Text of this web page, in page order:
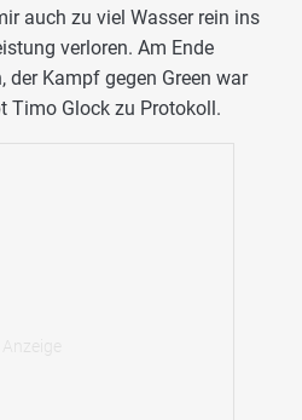
auch zu viel Wasser rein ins
verloren. Am Ende
der Kampf gegen Green war
Timo Glock zu Protokoll.